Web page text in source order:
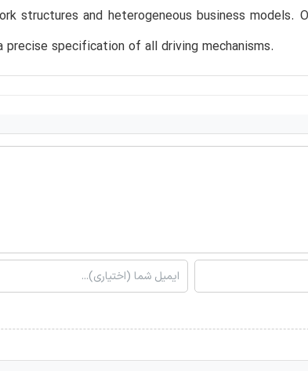
structures and heterogeneous business models.
specification of all driving mechanisms.